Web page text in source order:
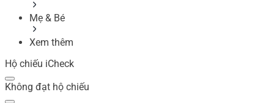
Mẹ & Bé
Xem thêm
Hộ chiếu iCheck
Không đạt hộ chiếu